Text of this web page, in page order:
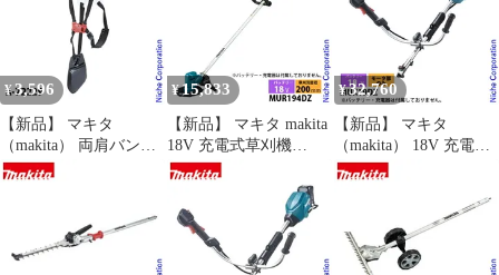
¥3,596
【新品】 マキタ
（makita） 両肩バンド
アッセンブリ A-72229
¥15,833
【新品】 マキタ makita
18V 充電式草刈機
200mm 本体のみ
MUR194DZ バッテリ
ー・充電器別売り 草刈
り機 充電式 電動草刈り
機 刈払い機 純正
¥32,760
【新品】 マキタ
（makita） 18V 充電式
スプリットモータ Uハ
MUX19DZ 草刈機 刈払
機 刈払い機 充電式 バ
ッテリー式